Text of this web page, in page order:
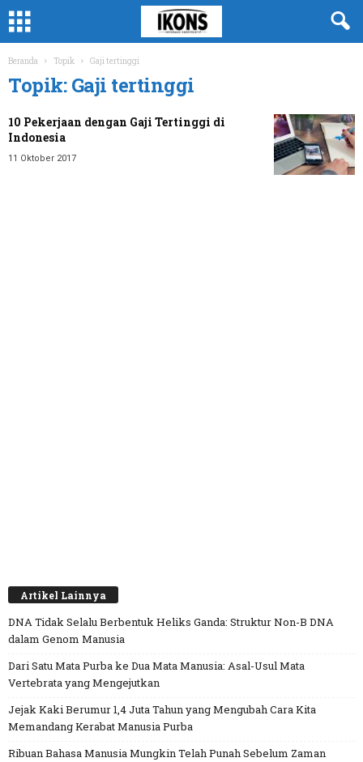
Beranda Topik Gaji tertinggi
Topik: Gaji tertinggi
10 Pekerjaan dengan Gaji Tertinggi di
Indonesia
11 Oktober 2017
Artikel Lainnya
DNA Tidak Selalu Berbentuk Heliks Ganda: Struktur Non-B DNA
dalam Genom Manusia
Dari Satu Mata Purba ke Dua Mata Manusia: Asal-Usul Mata
Vertebrata yang Mengejutkan
Jejak Kaki Berumur 1,4 Juta Tahun yang Mengubah Cara Kita
Memandang Kerabat Manusia Purba
Ribuan Bahasa Manusia Mungkin Telah Punah Sebelum Zaman